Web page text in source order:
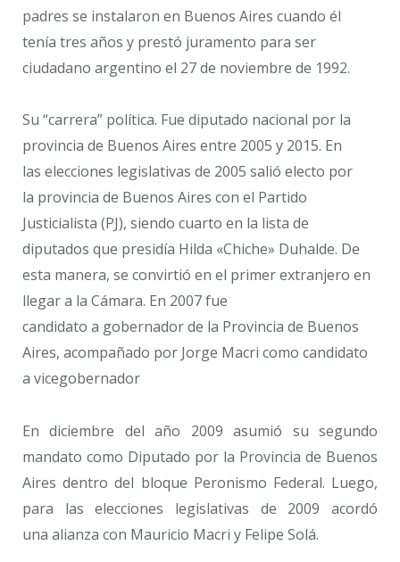
padres se instalaron en Buenos Aires cuando él
tenía tres años y prestó juramento para ser
ciudadano argentino el 27 de noviembre de 1992.
Su “carrera” política. Fue diputado nacional por la
provincia de Buenos Aires entre 2005 y 2015. En
las elecciones legislativas de 2005 salió electo por
la provincia de Buenos Aires con el Partido
Justicialista (PJ), siendo cuarto en la lista de
diputados que presidía Hilda «Chiche» Duhalde. De
esta manera, se convirtió en el primer extranjero en
llegar a la Cámara. En 2007 fue
candidato a gobernador de la Provincia de Buenos
Aires, acompañado por Jorge Macri como candidato
a vicegobernador
En diciembre del año 2009 asumió su segundo
mandato como Diputado por la Provincia de Buenos
Aires dentro del bloque Peronismo Federal. Luego,
para las elecciones legislativas de 2009 acordó
una alianza con Mauricio Macri y Felipe Solá.